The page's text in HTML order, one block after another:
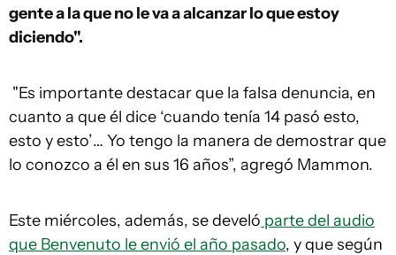
gente a la que no le va a alcanzar lo que estoy
diciendo".
"Es importante destacar que la falsa denuncia, en
cuanto a que él dice ‘cuando tenía 14 pasó esto,
esto y esto’… Yo tengo la manera de demostrar que
lo conozco a él en sus 16 años”, agregó Mammon.
Este miércoles, además, se develó parte del audio
que Benvenuto le envió el año pasado, y que según